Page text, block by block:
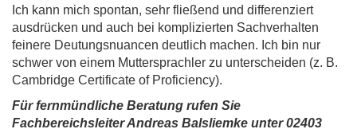
Ich kann mich spontan, sehr fließend und differenziert
ausdrücken und auch bei komplizierten Sachverhalten
feinere Deutungsnuancen deutlich machen. Ich bin nur
schwer von einem Muttersprachler zu unterscheiden (z. B.
Cambridge Certificate of Proficiency).
Für fernmündliche Beratung rufen Sie
Fachbereichsleiter Andreas Balsliemke unter 02403